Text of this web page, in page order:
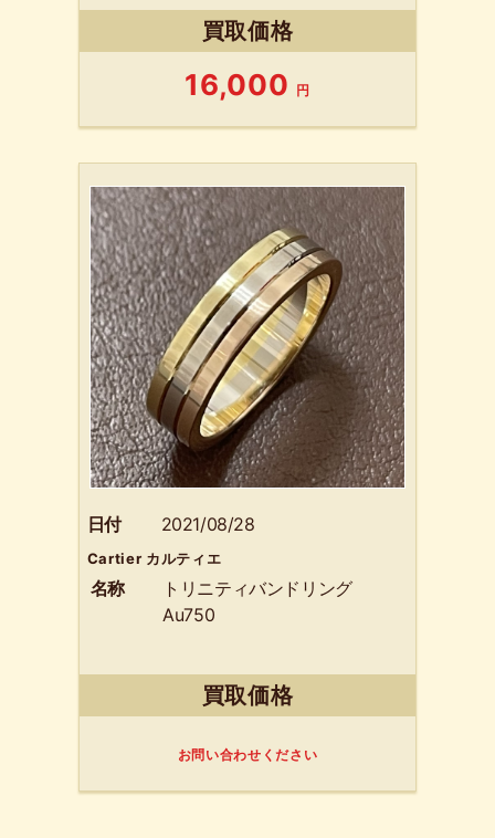
買取価格
16,000 円
日付 2021/08/28
Cartier カルティエ
名称
トリニティバンドリング
Au750
買取価格
お問い合わせください